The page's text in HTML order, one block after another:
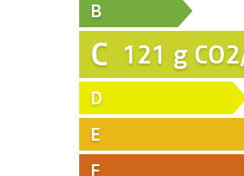
B
C 121 g
D
E
F